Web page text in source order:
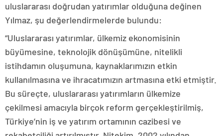
uluslararası doğrudan yatırımlar olduğuna değinen
Yılmaz, şu değerlendirmelerde bulundu:
“Uluslararası yatırımlar, ülkemiz ekonomisinin
büyümesine, teknolojik dönüşümüne, nitelikli
istihdamın oluşumuna, kaynaklarımızın etkin
kullanılmasına ve ihracatımızın artmasına etki etmiştir.
Bu süreçte, uluslararası yatırımların ülkemize
çekilmesi amacıyla birçok reform gerçekleştirilmiş,
Türkiye’nin iş ve yatırım ortamının cazibesi ve